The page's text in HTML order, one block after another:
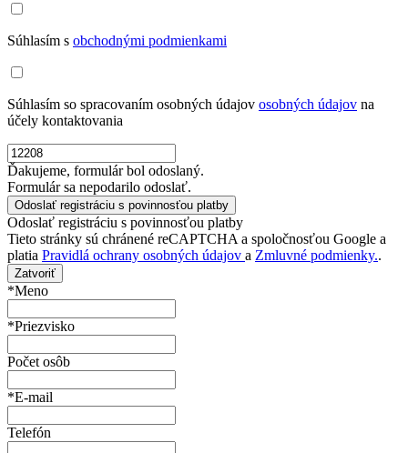
Súhlasím s obchodnými podmienkami
Súhlasím so spracovaním osobných údajov osobných údajov na
účely kontaktovania
Ďakujeme, formulár bol odoslaný.
Formulár sa nepodarilo odoslať.
Odoslať registráciu s povinnosťou platby
Tieto stránky sú chránené reCAPTCHA a spoločnosťou Google a
platia Pravidlá ochrany osobných údajov a Zmluvné podmienky..
Zatvoriť
*Meno
*Priezvisko
Počet osôb
*E-mail
Telefón